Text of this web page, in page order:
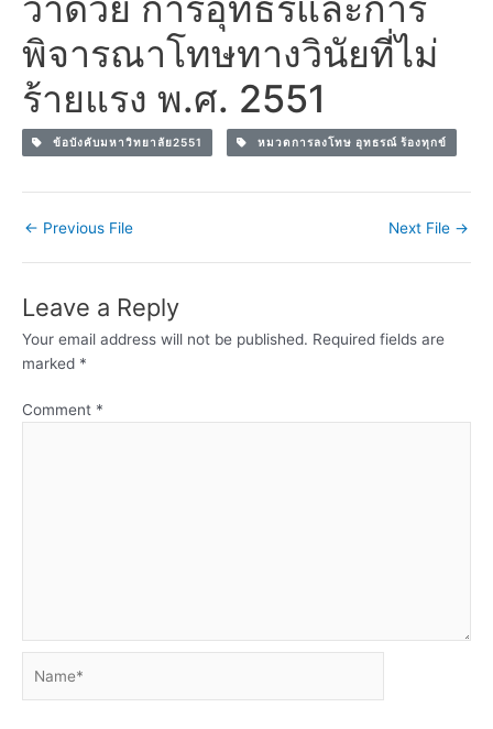
พิจารณาโทษทางวินัยที่ไม่
ร้ายแรง พ.ศ. 2551
ข้อบังคับมหาวิทยาลัย2551 หมวดการลงโทษ อุทธรณ์ ร้องทุกข์
← Previous File Next File →
Leave a Reply
Your email address will not be published. Required fields are
marked *
Comment *